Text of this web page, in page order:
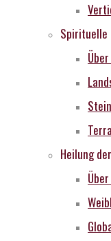
Spirituelle
Heilung